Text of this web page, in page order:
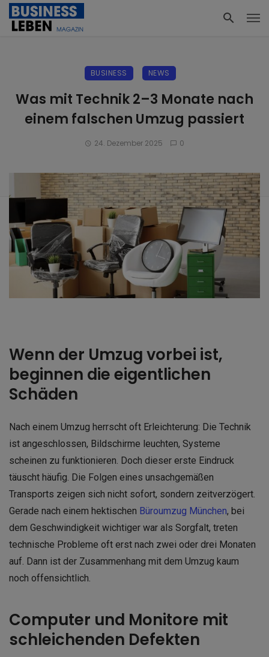
BUSINESS NEWS
Was mit Technik 2–3 Monate nach
einem falschen Umzug passiert
24. Dezember 2025 0
Wenn der Umzug vorbei ist,
beginnen die eigentlichen
Schäden
Nach einem Umzug herrscht oft Erleichterung: Die Technik
ist angeschlossen, Bildschirme leuchten, Systeme
scheinen zu funktionieren. Doch dieser erste Eindruck
täuscht häufig. Die Folgen eines unsachgemäßen
Transports zeigen sich nicht sofort, sondern zeitverzögert.
Gerade nach einem hektischen Büroumzug München, bei
dem Geschwindigkeit wichtiger war als Sorgfalt, treten
technische Probleme oft erst nach zwei oder drei Monaten
auf. Dann ist der Zusammenhang mit dem Umzug kaum
noch offensichtlich.
Computer und Monitore mit
schleichenden Defekten